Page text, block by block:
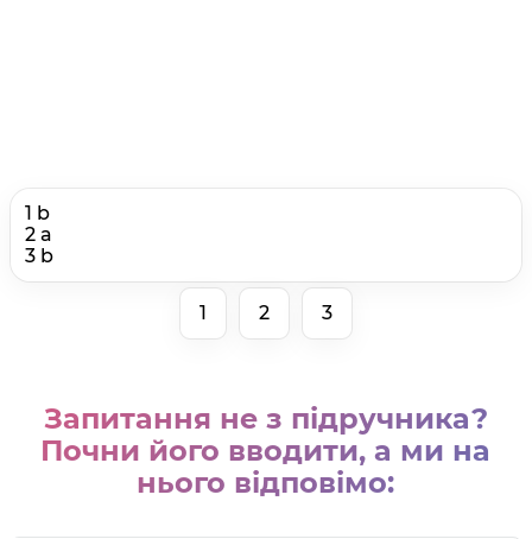
1 b
2 a
3 b
1 2 3
Запитання не з підручника?
Почни його вводити, а ми на
нього відповімо: